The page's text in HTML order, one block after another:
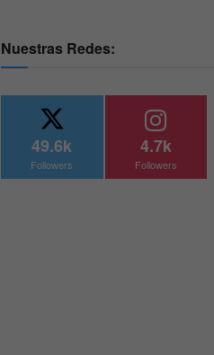
Nuestras Redes:
49.6k
Followers
4.7k
Followers